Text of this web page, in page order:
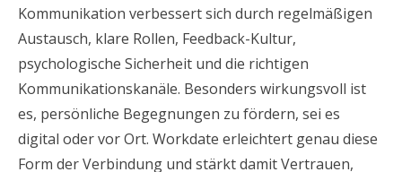
Kommunikation verbessert sich durch regelmäßigen
Austausch, klare Rollen, Feedback-Kultur,
psychologische Sicherheit und die richtigen
Kommunikationskanäle. Besonders wirkungsvoll ist
es, persönliche Begegnungen zu fördern, sei es
digital oder vor Ort. Workdate erleichtert genau diese
Form der Verbindung und stärkt damit Vertrauen,